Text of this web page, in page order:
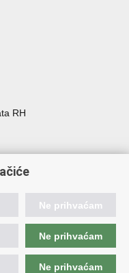
RH
Ne prihvaćam
Ne prihvaćam
Ne prihvaćam